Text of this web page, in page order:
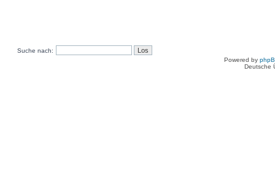
Suche nach:
Powered by
Deutsche